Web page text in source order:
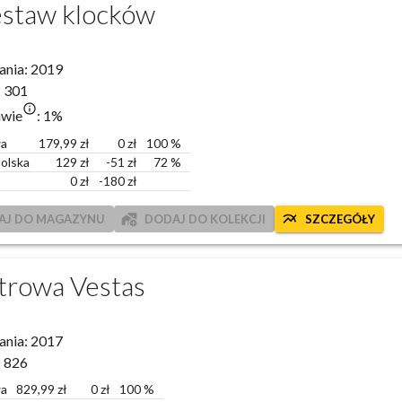
klocków
2019
301
info_outlined
: 1%
179,99 zł 0 zł
100 %
129 zł -51 zł 72 %
0zł -180zł
DO MAGAZYNU add_home_work DODAJ DO KOLEKCJI multiline_chart SZCZEGÓŁY
Vestas
2017
826
829,99 zł 0 zł
100 %